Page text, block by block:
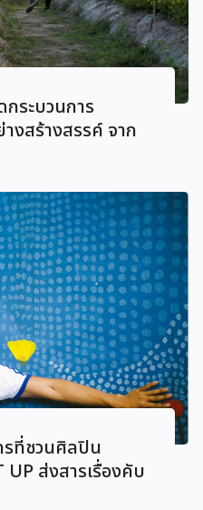
กระบวนการ
งสร้างสรรค์ จาก
ที่ชวนศิลปิน
UP ส่งสารเรื่องคับ